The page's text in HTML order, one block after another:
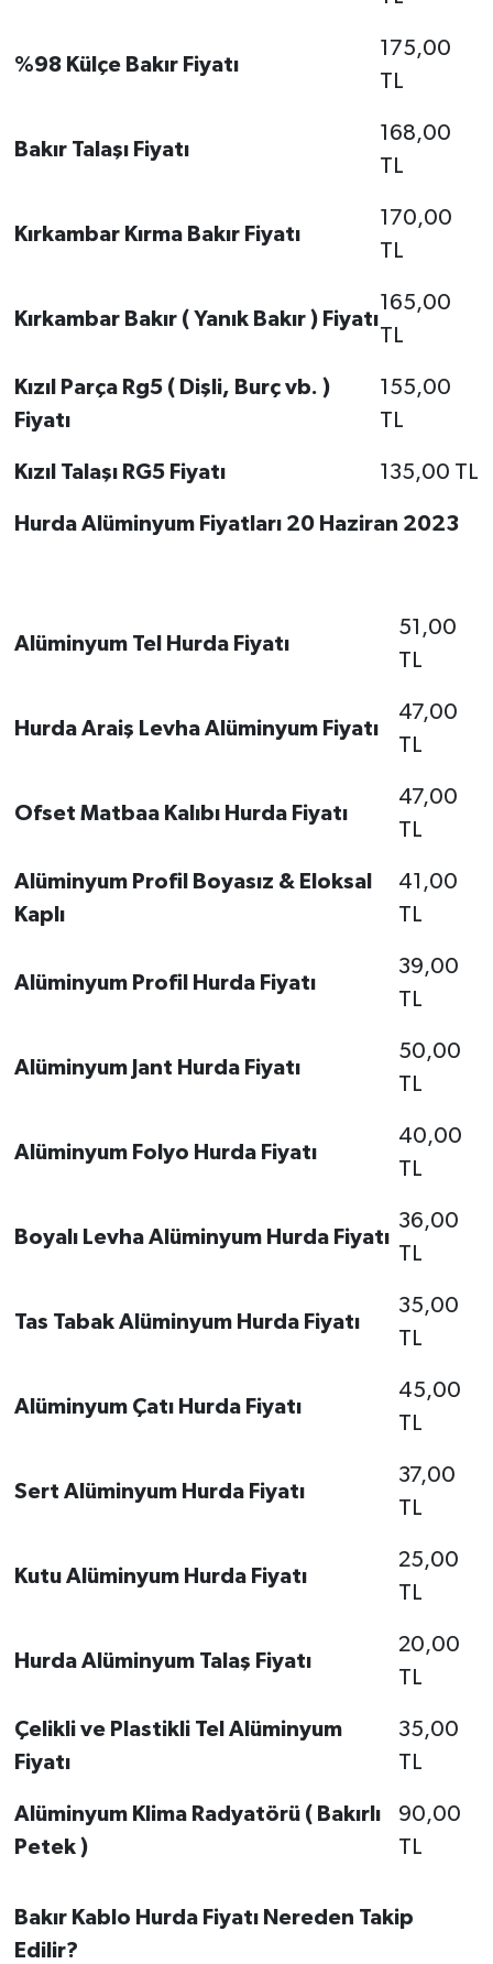
%98 Külçe Bakır Fiyatı
175,00
TL
Bakır Talaşı Fiyatı
168,00
TL
Kırkambar Kırma Bakır Fiyatı
170,00
TL
Kırkambar Bakır ( Yanık Bakır ) Fiyatı
165,00
TL
Kızıl Parça Rg5 ( Dişli, Burç vb. )
Fiyatı
155,00
TL
Kızıl Talaşı RG5 Fiyatı 135,00 TL
Hurda Alüminyum Fiyatları 20 Haziran 2023
Alüminyum Tel Hurda Fiyatı
51,00
TL
Hurda Araiş Levha Alüminyum Fiyatı
47,00
TL
Ofset Matbaa Kalıbı Hurda Fiyatı
47,00
TL
Alüminyum Profil Boyasız & Eloksal
Kaplı
41,00
TL
Alüminyum Profil Hurda Fiyatı
39,00
TL
Alüminyum Jant Hurda Fiyatı
50,00
TL
Alüminyum Folyo Hurda Fiyatı
40,00
TL
Boyalı Levha Alüminyum Hurda Fiyatı
36,00
TL
Tas Tabak Alüminyum Hurda Fiyatı
35,00
TL
Alüminyum Çatı Hurda Fiyatı
45,00
TL
Sert Alüminyum Hurda Fiyatı
37,00
TL
Kutu Alüminyum Hurda Fiyatı
25,00
TL
Hurda Alüminyum Talaş Fiyatı
20,00
TL
Çelikli ve Plastikli Tel Alüminyum
Fiyatı
35,00
TL
Alüminyum Klima Radyatörü ( Bakırlı
Petek )
90,00
TL
Bakır Kablo Hurda Fiyatı Nereden Takip
Edilir?